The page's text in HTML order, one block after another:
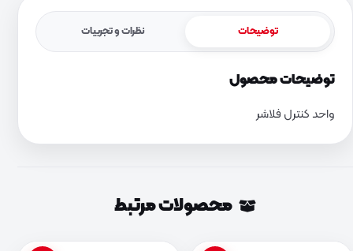
توضیحات نظرات و تجربیات
توضیحات محصول
واحد کنترل فلاشر
محصولات مرتبط